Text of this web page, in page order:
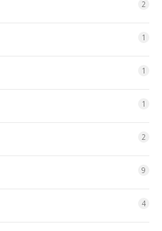
2
1
1
1
2
9
4